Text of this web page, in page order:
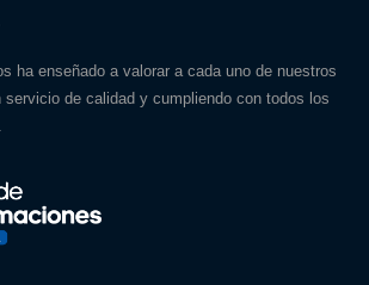
ha enseñado a valorar a cada uno de nuestros
de calidad y cumpliendo con todos los